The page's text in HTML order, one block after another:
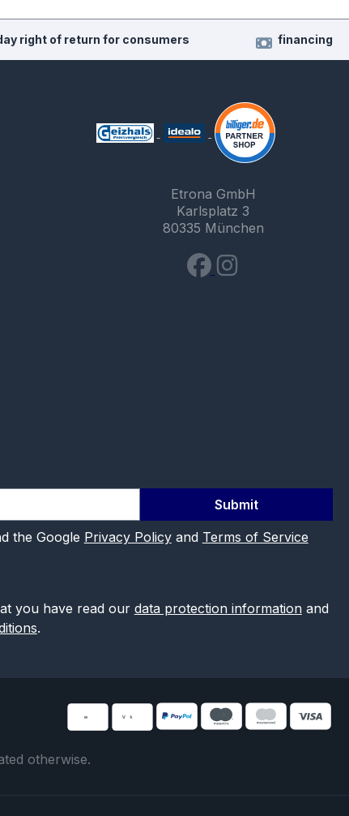
right of return for consumers financing
Etrona GmbH
Karlsplatz 3
80335 München
Submit
the Google Privacy Policyand Terms of Service
you have read our data protection informationand
.
otherwise.